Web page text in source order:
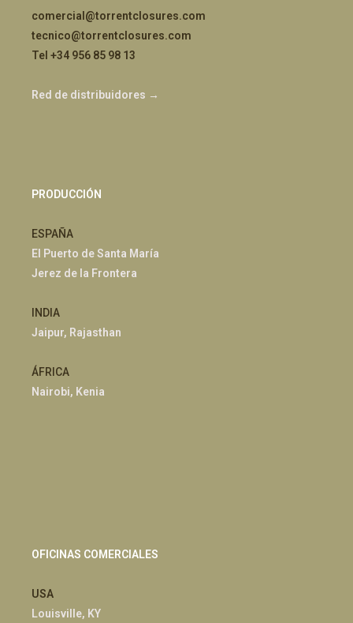
comercial@torrentclosures.com
tecnico@torrentclosures.com
Tel +34 956 85 98 13
Red de distribuidores →
PRODUCCIÓN
ESPAÑA
El Puerto de Santa María
Jerez de la Frontera
INDIA
Jaipur, Rajasthan
ÁFRICA
Nairobi, Kenia
OFICINAS COMERCIALES
USA
Louisville, KY